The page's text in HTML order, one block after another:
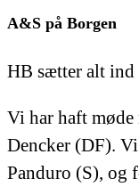
A&S på Borgen
HB sætter alt ind
Vi har haft
Dencker (DF).
Panduro (S), og